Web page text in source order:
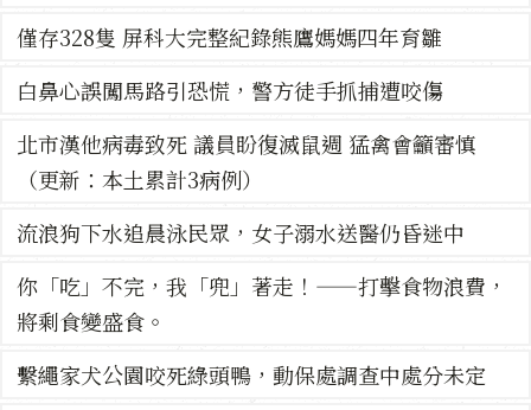
僅存328隻 屏科大完整紀錄熊鷹媽媽四年育雛
白鼻心誤闖馬路引恐慌，警方徒手抓捕遭咬傷
北市漢他病毒致死 議員盼復滅鼠週 猛禽會籲審慎
（更新：本土累計3病例）
流浪狗下水追晨泳民眾，女子溺水送醫仍昏迷中
你「吃」不完，我「兜」著走！——打擊食物浪費，
將剩食變盛食。
繫繩家犬公園咬死綠頭鴨，動保處調查中處分未定